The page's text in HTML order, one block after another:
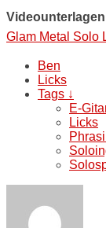
Glam Metal Solo
Ben
Licks
Tags ↓
E-
Licks